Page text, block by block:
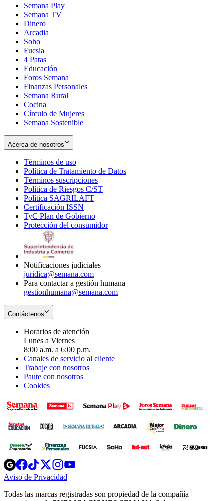
Semana Play
Semana TV
Dinero
Arcadia
Soho
in
new
window
Fucsia
in
new
window
4 Patas
Educación
Foros Semana
Finanzas Personales
Semana Rural
Cocina
Círculo de Mujeres
Semana Sostenible
Acerca de nosotros
Términos de uso
in
new
window
Política de Tratamiento de Datos
Términos suscripciones
in
Política de Riesgos C/ST
Política SAGRILAFT
new
window
Certificación ISSN
in
new
TyC Plan de Gobierno
in
Protección del consumidorOpens
Notificaciones judiciales
juridica@semana.com
Para contactar a gestión humana
gestionhumana@semana.com
Contáctenos
Horarios de atención
Lunes a Viernes
8:00 a.m. a 6:00 p.m.
Canales de servicio al cliente
Trabaje con nosotros
Paute con nosotros
Cookies
Opens
in
new
Opens
in
new
Opens
in
new
window
Opens
new
windowwindow
Aviso de Privacidad
new
Todas las marcas registradas son propiedad de la compañía